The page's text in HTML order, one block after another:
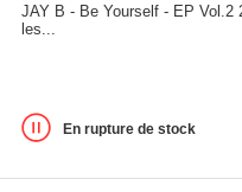
JAY B - Be Yourself - EP Vol.2
les...
En rupture de stock